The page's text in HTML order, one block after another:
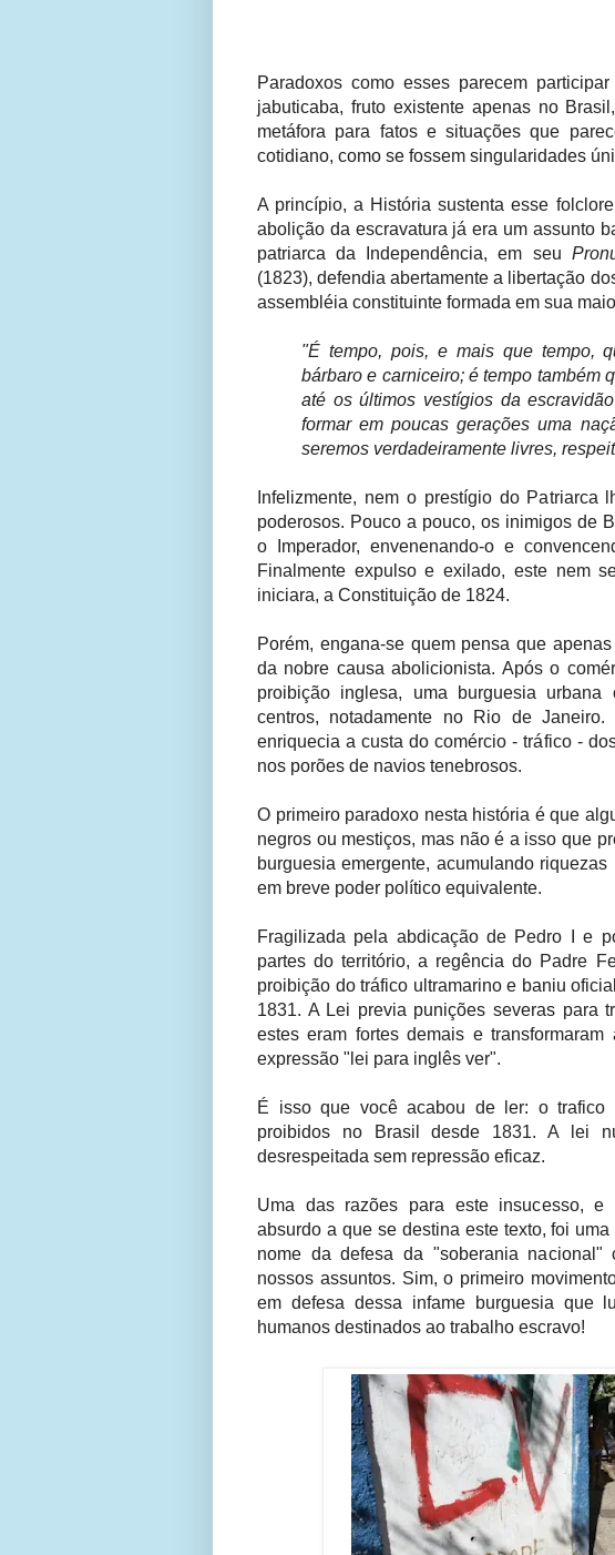
Paradoxos como esses parecem
jabuticaba, fruto existente apenas no
metáfora para fatos e situações que
cotidiano, como se fossem singularidades
A princípio, a História sustenta esse
abolição da escravatura já era um assunto
patriarca da Independência, em seu
(1823), defendia abertamente a libertação
assembléia constituinte formada em sua
"É tempo, pois, e mais que tempo,
bárbaro e carniceiro; é tempo também
até os últimos vestígios da
formar em poucas gerações uma
seremos verdadeiramente livres,
Infelizmente, nem o prestígio do Patriarca
poderosos. Pouco a pouco, os inimigos de
o Imperador, envenenando-o e
Finalmente expulso e exilado, este nem
iniciara, a Constituição de 1824.
Porém, engana-se quem pensa que
da nobre causa abolicionista. Após o
proibição inglesa, uma burguesia
centros, notadamente no Rio de
enriquecia a custa do comércio - tráfico -
nos porões de navios tenebrosos.
O primeiro paradoxo nesta história é que
negros ou mestiços, mas não é a isso que
burguesia emergente, acumulando
em breve poder político equivalente.
Fragilizada pela abdicação de Pedro I e
partes do território, a regência do Padre
proibição do tráfico ultramarino e baniu
1831. A Lei previa punições severas para
estes eram fortes demais e
expressão "lei para inglês ver".
É isso que você acabou de ler: o trafico
proibidos no Brasil desde 1831. A lei
desrespeitada sem repressão eficaz.
Uma das razões para este insucesso, e
absurdo a que se destina este texto, foi
nome da defesa da "soberania nacional"
nossos assuntos. Sim, o primeiro
em defesa dessa infame burguesia que
humanos destinados ao trabalho escravo!